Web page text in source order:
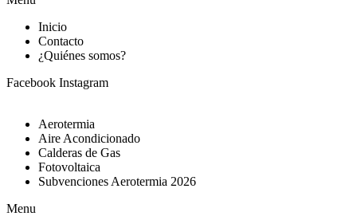
Inicio
Contacto
¿Quiénes somos?
Facebook Instagram
Aerotermia
Aire Acondicionado
Calderas de Gas
Fotovoltaica
Subvenciones Aerotermia 2026
Menu